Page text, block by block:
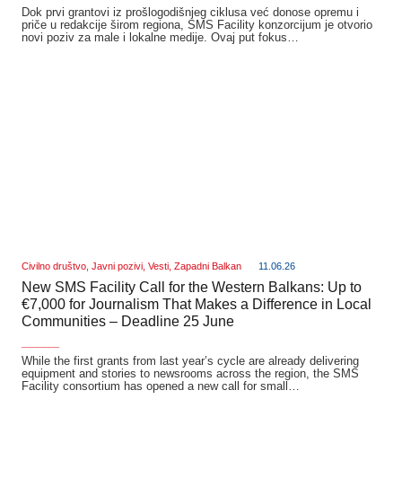
Dok prvi grantovi iz prošlogodišnjeg ciklusa već donose opremu i
priče u redakcije širom regiona, SMS Facility konzorcijum je otvorio
novi poziv za male i lokalne medije. Ovaj put fokus…
Civilno društvo, Javni pozivi, Vesti, Zapadni Balkan 11.06.26
New SMS Facility Call for the Western Balkans: Up to
€7,000 for Journalism That Makes a Difference in Local
Communities – Deadline 25 June
While the first grants from last year’s cycle are already delivering
equipment and stories to newsrooms across the region, the SMS
Facility consortium has opened a new call for small…